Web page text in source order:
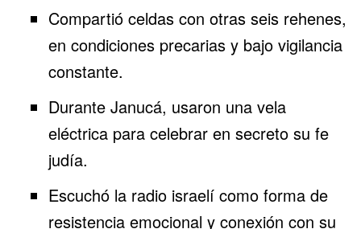
Compartió celdas con otras seis rehenes,
en condiciones precarias y bajo vigilancia
constante.
Durante Janucá, usaron una vela
eléctrica para celebrar en secreto su fe
judía.
Escuchó la radio israelí como forma de
resistencia emocional y conexión con su